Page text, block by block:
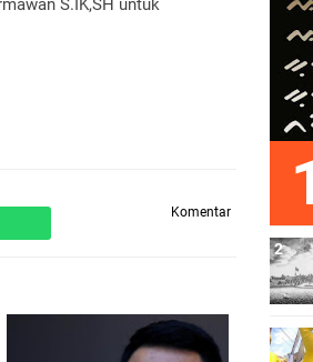
S.IK,SH untuk
Komentar